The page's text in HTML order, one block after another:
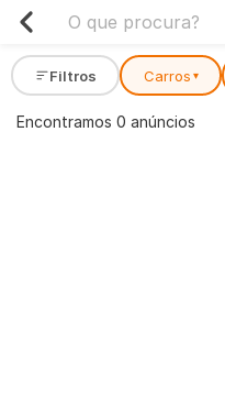
Filtros Carros ▾
Encontramos 0 anúncios